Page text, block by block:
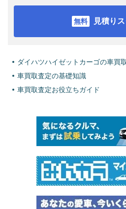
見積り
ダイハツハイゼットカーゴの車買
車買取査定の基礎知識
車買取査定お役立ちガイド